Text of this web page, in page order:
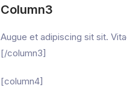
Column3
Augue et adipiscing sit sit.
[/column3]
[column4]